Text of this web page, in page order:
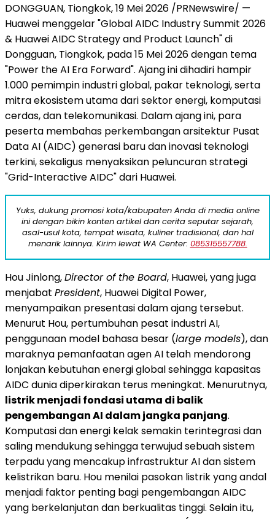
DONGGUAN, Tiongkok, 19 Mei 2026 /PRNewswire/ —
Huawei menggelar "Global AIDC Industry Summit 2026
& Huawei AIDC Strategy and Product Launch" di
Dongguan, Tiongkok, pada 15 Mei 2026 dengan tema
"Power the AI Era Forward". Ajang ini dihadiri hampir
1.000 pemimpin industri global, pakar teknologi, serta
mitra ekosistem utama dari sektor energi, komputasi
cerdas, dan telekomunikasi. Dalam ajang ini, para
peserta membahas perkembangan arsitektur Pusat
Data AI (AIDC) generasi baru dan inovasi teknologi
terkini, sekaligus menyaksikan peluncuran strategi
"Grid-Interactive AIDC" dari Huawei.
Yuks, dukung promosi kota/kabupaten Anda di media online
ini dengan bikin konten artikel dan cerita seputar sejarah,
asal-usul kota, tempat wisata, kuliner tradisional, dan hal
menarik lainnya. Kirim lewat WA Center: 085315557788.
Hou Jinlong,Director of the Board, Huawei, yang juga
menjabat President, Huawei Digital Power,
menyampaikan presentasi dalam ajang tersebut.
Menurut Hou, pertumbuhan pesat industri AI,
penggunaan model bahasa besar (large models), dan
maraknya pemanfaatan agen AI telah mendorong
lonjakan kebutuhan energi global sehingga kapasitas
AIDC dunia diperkirakan terus meningkat. Menurutnya,
listrik menjadi fondasi utama di balik
pengembangan AI dalam jangka panjang.
Komputasi dan energi kelak semakin terintegrasi dan
saling mendukung sehingga terwujud sebuah sistem
terpadu yang mencakup infrastruktur AI dan sistem
kelistrikan baru. Hou menilai pasokan listrik yang andal
menjadi faktor penting bagi pengembangan AIDC
yang berkelanjutan dan berkualitas tinggi. Selain itu,